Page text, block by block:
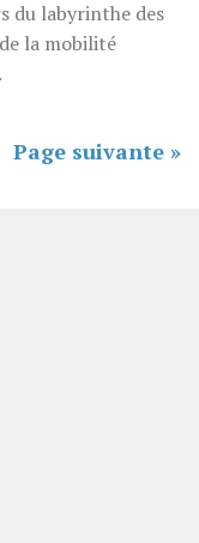
du labyrinthe des
la mobilité
Page suivante »